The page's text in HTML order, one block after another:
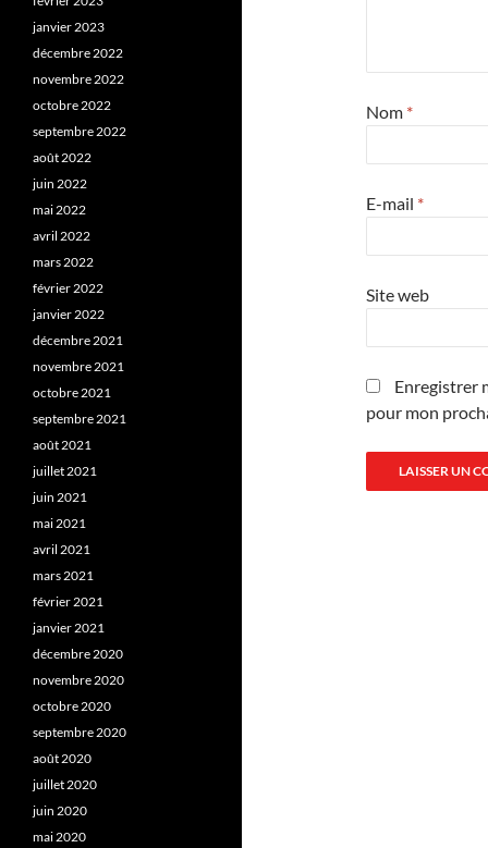
Nom *
E-mail *
Site web
Enregistrer
pour mon
janvier 2023
décembre 2022
novembre 2022
octobre 2022
septembre 2022
août 2022
juin 2022
mai 2022
avril 2022
mars 2022
février 2022
janvier 2022
décembre 2021
novembre 2021
octobre 2021
septembre 2021
août 2021
juillet 2021
juin 2021
mai 2021
avril 2021
mars 2021
février 2021
janvier 2021
décembre 2020
novembre 2020
octobre 2020
septembre 2020
août 2020
juillet 2020
juin 2020
mai 2020